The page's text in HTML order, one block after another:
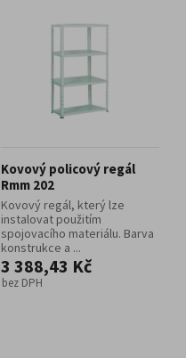
Kovový policový regál
Rmm 202
Kovový regál, který lze
instalovat použitím
spojovacího materiálu. Barva
konstrukce a ...
3 388,43 Kč
bez DPH